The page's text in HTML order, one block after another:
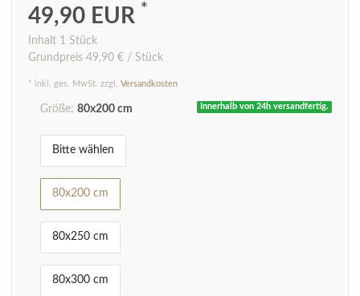
49,90 EUR *
Inhalt 1 Stück
Grundpreis 49,90 € / Stück
* inkl. ges. MwSt. zzgl. Versandkosten
Innerhalb von 24h versandfertig.
Größe: 80x200 cm
Bitte wählen
80x200 cm
80x250 cm
80x300 cm